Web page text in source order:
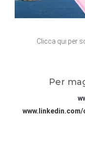
Clicca qui per
Per